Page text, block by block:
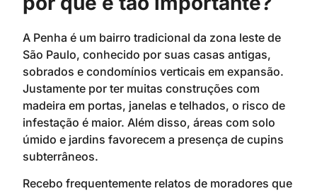
A Penha é um bairro tradicional da zona leste de
São Paulo, conhecido por suas casas antigas,
sobrados e condomínios verticais em expansão.
Justamente por ter muitas construções com
madeira em portas, janelas e telhados, o risco de
infestação é maior. Além disso, áreas com solo
úmido e jardins favorecem a presença de cupins
subterrâneos.
Recebo frequentemente relatos de moradores que